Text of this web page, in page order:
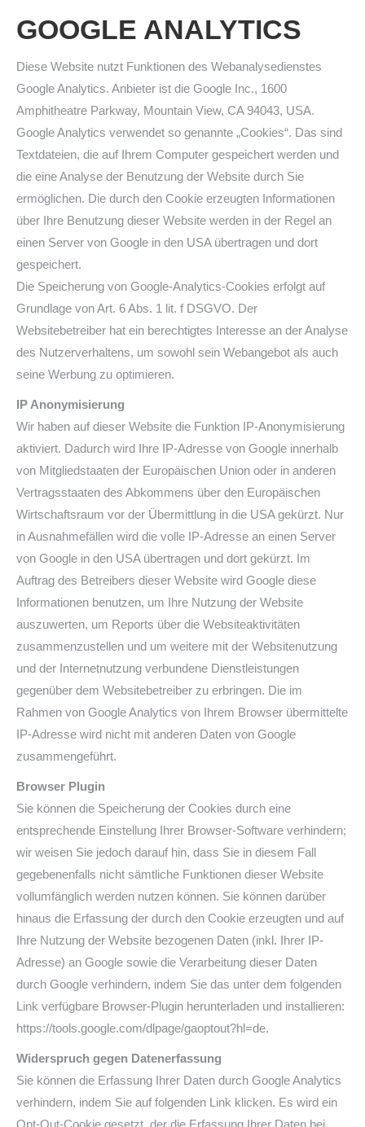
GOOGLE ANALYTICS
Diese Website nutzt Funktionen des Webanalysedienstes
Google Analytics. Anbieter ist die Google Inc., 1600
Amphitheatre Parkway, Mountain View, CA 94043, USA.
Google Analytics verwendet so genannte „Cookies“. Das sind
Textdateien, die auf Ihrem Computer gespeichert werden und
die eine Analyse der Benutzung der Website durch Sie
ermöglichen. Die durch den Cookie erzeugten Informationen
über Ihre Benutzung dieser Website werden in der Regel an
einen Server von Google in den USA übertragen und dort
gespeichert.
Die Speicherung von Google-Analytics-Cookies erfolgt auf
Grundlage von Art. 6 Abs. 1 lit. f DSGVO. Der
Websitebetreiber hat ein berechtigtes Interesse an der Analyse
des Nutzerverhaltens, um sowohl sein Webangebot als auch
seine Werbung zu optimieren.
IP Anonymisierung
Wir haben auf dieser Website die Funktion IP-Anonymisierung
aktiviert. Dadurch wird Ihre IP-Adresse von Google innerhalb
von Mitgliedstaaten der Europäischen Union oder in anderen
Vertragsstaaten des Abkommens über den Europäischen
Wirtschaftsraum vor der Übermittlung in die USA gekürzt. Nur
in Ausnahmefällen wird die volle IP-Adresse an einen Server
von Google in den USA übertragen und dort gekürzt. Im
Auftrag des Betreibers dieser Website wird Google diese
Informationen benutzen, um Ihre Nutzung der Website
auszuwerten, um Reports über die Websiteaktivitäten
zusammenzustellen und um weitere mit der Websitenutzung
und der Internetnutzung verbundene Dienstleistungen
gegenüber dem Websitebetreiber zu erbringen. Die im
Rahmen von Google Analytics von Ihrem Browser übermittelte
IP-Adresse wird nicht mit anderen Daten von Google
zusammengeführt.
Browser Plugin
Sie können die Speicherung der Cookies durch eine
entsprechende Einstellung Ihrer Browser-Software verhindern;
wir weisen Sie jedoch darauf hin, dass Sie in diesem Fall
gegebenenfalls nicht sämtliche Funktionen dieser Website
vollumfänglich werden nutzen können. Sie können darüber
hinaus die Erfassung der durch den Cookie erzeugten und auf
Ihre Nutzung der Website bezogenen Daten (inkl. Ihrer IP-
Adresse) an Google sowie die Verarbeitung dieser Daten
durch Google verhindern, indem Sie das unter dem folgenden
Link verfügbare Browser-Plugin herunterladen und installieren:
https://tools.google.com/dlpage/gaoptout?hl=de.
Widerspruch gegen Datenerfassung
Sie können die Erfassung Ihrer Daten durch Google Analytics
verhindern, indem Sie auf folgenden Link klicken. Es wird ein
Opt-Out-Cookie gesetzt, der die Erfassung Ihrer Daten bei